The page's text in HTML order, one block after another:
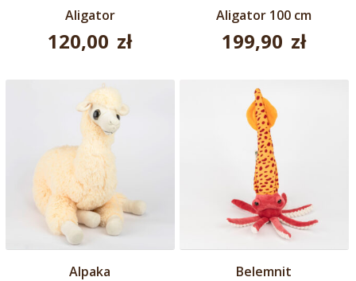
Aligator
120,00 zł
Aligator 100 cm
199,90 zł
Alpaka Belemnit